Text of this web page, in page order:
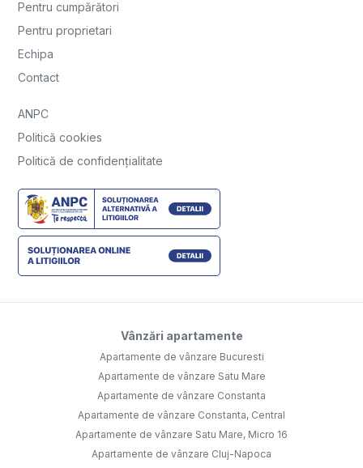
Pentru cumpărători
Pentru proprietari
Echipa
Contact
ANPC
Politică cookies
Politică de confidențialitate
Vânzări apartamente
Apartamente de vânzare Bucuresti
Apartamente de vânzare Satu Mare
Apartamente de vânzare Constanta
Apartamente de vânzare Constanta, Central
Apartamente de vânzare Satu Mare, Micro 16
Apartamente de vânzare Cluj-Napoca